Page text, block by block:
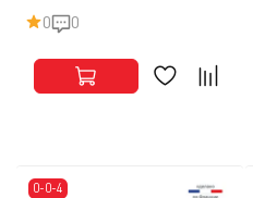
0 0
0-0-4